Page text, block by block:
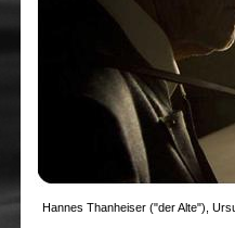
Hannes Thanheiser ("der Alte"),